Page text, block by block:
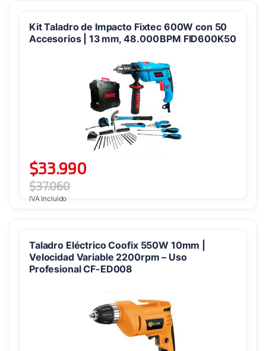
Kit Taladro de Impacto Fixtec 600W con 50
Accesorios | 13 mm, 48.000 BPM FID600K50
$33.990
$37.060
IVA Incluido
Taladro Eléctrico Coofix 550W 10mm |
Velocidad Variable 2200rpm – Uso
Profesional CF-ED008